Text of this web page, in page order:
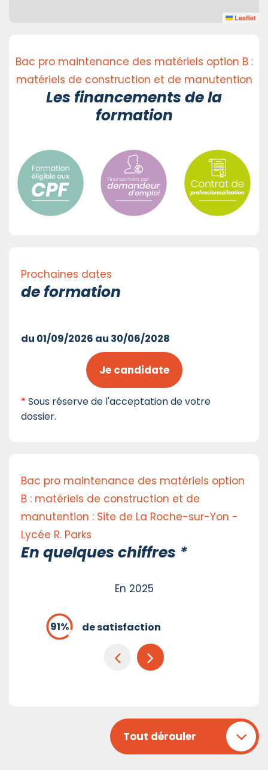
Leaflet
Bac pro maintenance des matériels option B :
matériels de construction et de manutention
Les financements de la
formation
Prochaines dates
de formation
du 01/09/2026 au 30/06/2028
Je candidate
* Sous réserve de l'acceptation de votre
dossier.
Bac pro maintenance des matériels option
B : matériels de construction et de
manutention : Site de La Roche-sur-Yon -
Lycée R. Parks
En quelques chiffres *
En 2025
de satisfaction
Tout dérouler